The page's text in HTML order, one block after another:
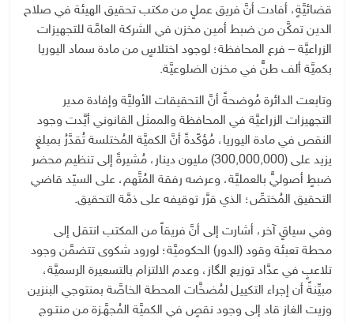
قضائيَّةٍ، أفادت أنَّ فريق عملٍ من مكتب تحقيق الهيئة في صلاح
الدين تمكَّن من ضبط أمين مخزن في الشركة العامَّة للتجهيزات
الزراعيَّة – فرع المحافظة؛ لوجود اختلاسٍ من مادة سماد اليوريا
بكميَّة ألف طنٍّ في مخزن الضلوعيَّة.
وتابعت الدائرة مُوضحةً أنَّ التحقيقات الأوليَّة وإفادة مدير
التجهيزات الزراعيَّة في المحافظة والممثل القانوني أيَّدت وجود
النقص في مادة اليوريا، مُؤكّدةً أنَّ الكميَّة المُختلسة تُقدَّرُ بمبلغٍ
يزيد على (300,000,000) مليون دينار، مُشيرةً إلى تنظيم محضر
ضبطٍ أصوليٍّ بالعمليَّة، وعرضه رفقة المُتَّهم، على السيّد قاضي
التحقيق المُختصِّ؛ الذي قرَّر توقيفه على ذمَّة التحقيق.
وفي سياقٍ آخر، أشارت إلى أنَّ فريقاً من المكتب انتقل إلى
محطة تعبئة وقود (الدور) الحكوميَّة؛ لورود شكوى تتضمَّن وجود
تلاعبٍ في عدَّاد توزيع الگاز، وعدم الالتزام بالتسعيرة الرسميَّة،
مبيِّنةً أن إجراء التكييل لمُضخَّات المحطة الخاصَّة بمنتوجي البنزين
وزيت الغاز قاد إلى وجود نقصٍ في الكميَّة المُجهَّـزة من منتـوج